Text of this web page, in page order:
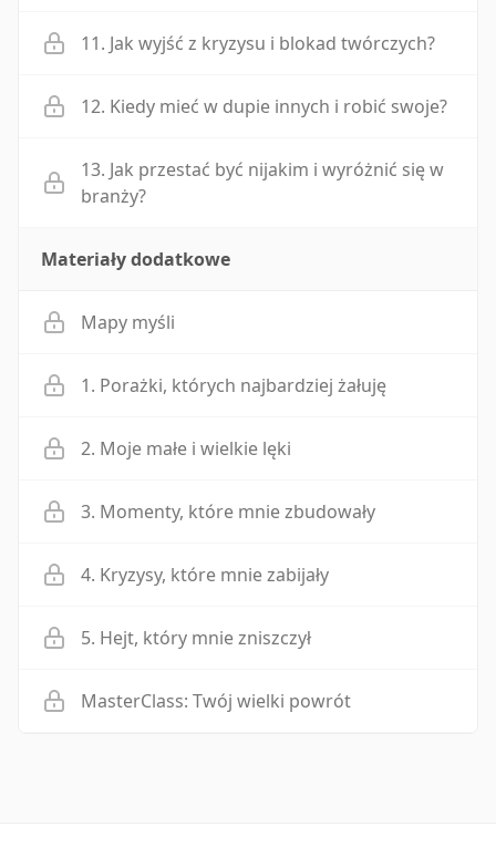
11. Jak wyjść z kryzysu i blokad twórczych?
12. Kiedy mieć w dupie innych i robić swoje?
13. Jak przestać być nijakim i wyróżnić się w
branży?
Materiały dodatkowe
Mapy myśli
1. Porażki, których najbardziej żałuję
2. Moje małe i wielkie lęki
3. Momenty, które mnie zbudowały
4. Kryzysy, które mnie zabijały
5. Hejt, który mnie zniszczył
MasterClass: Twój wielki powrót